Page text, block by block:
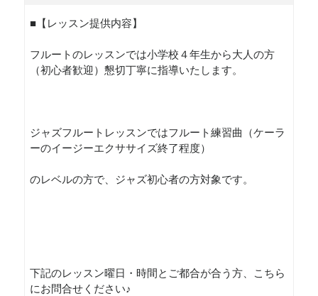
■【レッスン提供内容】
フルートのレッスンでは小学校４年生から大人の方
（初心者歓迎）懇切丁寧に指導いたします。
ジャズフルートレッスンではフルート練習曲（ケーラ
ーのイージーエクササイズ終了程度）
のレベルの方で、ジャズ初心者の方対象です。
下記のレッスン曜日・時間とご都合が合う方、こちら
にお問合せください♪